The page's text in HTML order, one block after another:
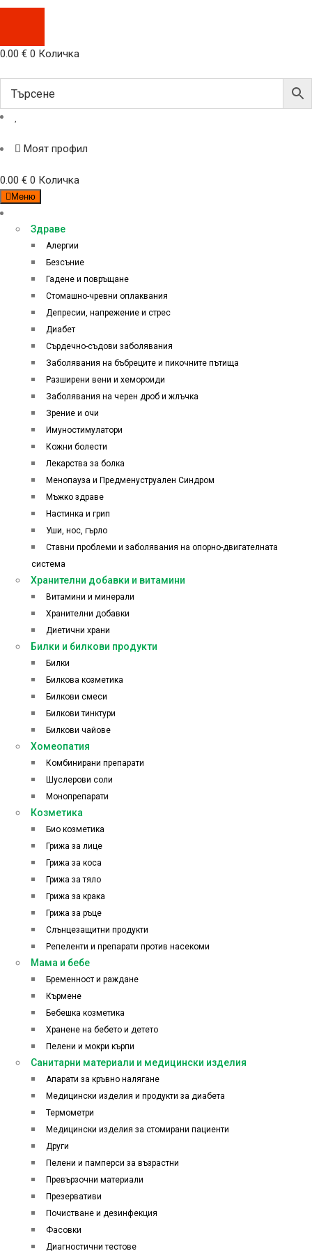
0.00 € 0 Количка
Моят профил
0.00 € 0 Количка
Меню
Здраве
Алергии
Безсъние
Гадене и повръщане
Стомашно-чревни оплаквания
Депресии, напрежение и стрес
Диабет
Сърдечно-съдови заболявания
Заболявания на бъбреците и пикочните пътища
Разширени вени и хемороиди
Заболявания на черен дроб и жлъчка
Зрение и очи
Имуностимулатори
Кожни болести
Лекарства за болка
Менопауза и Предменуструален Синдром
Мъжко здраве
Настинка и грип
Уши, нос, гърло
Ставни проблеми и заболявания на опорно-двигателната
система
Хранителни добавки и витамини
Витамини и минерали
Хранителни добавки
Диетични храни
Билки и билкови продукти
Билки
Билкова козметика
Билкови смеси
Билкови тинктури
Билкови чайове
Хомеопатия
Комбинирани препарати
Шуслерови соли
Монопрепарати
Козметика
Био козметика
Грижа за лице
Грижа за коса
Грижа за тяло
Грижа за крака
Грижа за ръце
Слънцезащитни продукти
Репеленти и препарати против насекоми
Мама и бебе
Бременност и раждане
Кърмене
Бебешка козметика
Хранене на бебето и детето
Пелени и мокри кърпи
Санитарни материали и медицински изделия
Апарати за кръвно налягане
Медицински изделия и продукти за диабета
Термометри
Медицински изделия за стомирани пациенти
Други
Пелени и памперси за възрастни
Превързочни материали
Презервативи
Почистване и дезинфекция
Фасовки
Диагностични тестове